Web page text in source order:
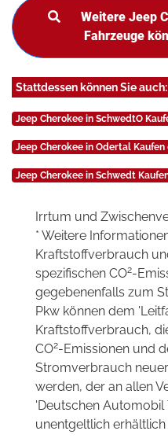
Weitere Jeep
Fahrzeuge
Stattdessen können Sie auch:
Jeep Cherokee in SchwedtO
Jeep Cherokee in Odertal Kaufen
Jeep Cherokee in Schwedt
Irrtum und
* Weitere
Kraftstoffverbrauch
spezifischen CO2-
gegebenenfalls zum
Pkw können dem
Kraftstoffverbrauch,
CO2-Emissionen und
Stromverbrauch
werden, der an allen
'Deutschen Automobil
unentgeltlich